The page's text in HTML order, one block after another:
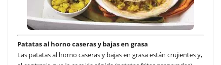
Patatas al horno caseras y bajas en grasa
Las patatas al horno caseras y bajas en grasa están crujientes y,